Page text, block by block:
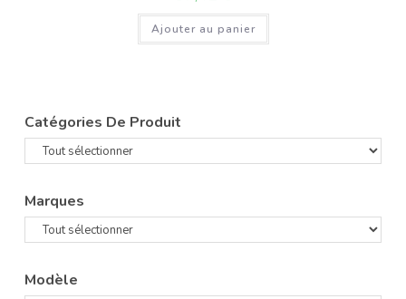
Ajouter au panier
Catégories De Produit
Marques
Modèle